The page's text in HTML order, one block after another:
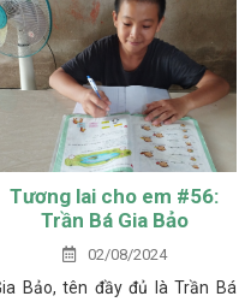
nay, tình hình giá cả thanh
không tốt, khiến gia đình chị
rất nhiều khó khăn.
Tương lai cho em #56:
Trần Bá Gia Bảo
02/08/2024
Bảo, tên đầy đủ là Trần Bá